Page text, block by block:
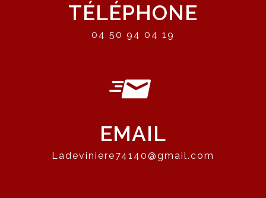
TÉLÉPHONE
04 50 94 04 19
EMAIL
ladeviniere74140@gmail.com